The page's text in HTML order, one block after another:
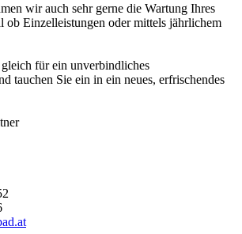
wir auch sehr gerne die Wartung Ihres
ob Einzelleistungen oder mittels jährlichem
für ein unverbindliches
tauchen Sie ein in ein neues, erfrischendes